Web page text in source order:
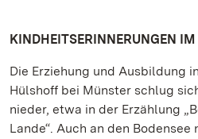
KINDHEITSERINNERUNGEN
Die Erziehung und Ausbildung
Hülshoff bei Münster schlug
nieder, etwa in der Erzählung
Lande“. Auch an den Bodensee